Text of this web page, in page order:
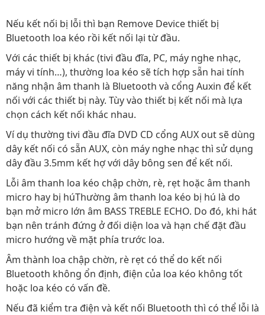
Nếu kết nối bị lỗi thì bạn Remove Device thiết bị
Bluetooth loa kéo rồi kết nối lại từ đầu.
Với các thiết bị khác (tivi đầu đĩa, PC, máy nghe nhạc,
máy vi tính…), thường loa kéo sẽ tích hợp sẵn hai tính
năng nhận âm thanh là Bluetooth và cổng Auxin để kết
nối với các thiết bị này. Tùy vào thiết bị kết nối mà lựa
chọn cách kết nối khác nhau.
Ví dụ thường tivi đầu đĩa DVD CD cổng AUX out sẽ dùng
dây kết nối có sẵn AUX, còn máy nghe nhạc thì sử dụng
dây đầu 3.5mm kết hợ với dây bông sen để kết nối.
Lỗi âm thanh loa kéo chập chờn, rè, rẹt hoặc âm thanh
micro hay bị húThường âm thanh loa kéo bị hú là do
bạn mở micro lớn âm BASS TREBLE ECHO. Do đó, khi hát
bạn nên tránh đứng ở đối diện loa và hạn chế đặt đầu
micro hướng về mặt phía trước loa.
Âm thành loa chập chờn, rè rẹt có thể do kết nối
Bluetooth không ổn định, điện của loa kéo không tốt
hoặc loa kéo có vấn đề.
Nếu đã kiểm tra điện và kết nối Bluetooth thì có thể lỗi là